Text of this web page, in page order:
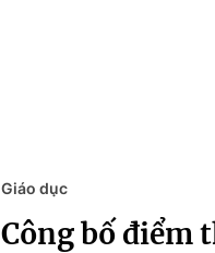
Giáo dục
Công bố điểm